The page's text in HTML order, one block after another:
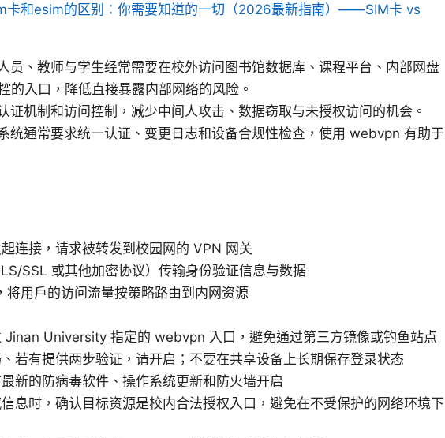
卡和esim的区别：你需要知道的一切（2026最新指南）——SIM卡 vs
员、教师与学生经常需要在校外访问图书馆数据库、课程平台、内部网盘
入口，降低直接暴露内部网络的风险。
证机制和访问控制，减少中间人攻击、数据窃取与未授权访问的机会。
统通常要求统一认证、变更日志和设备合规性检查，使用 webvpn 有助于
连接，请求被转发到校园网的 VPN 网关
SSL 或其他加密协议）传输身份验证信息与数据
将用户的访问流量按策略路由到内网资源
Jinan University 指定的 webvpn 入口，避免通过第三方镜像或钓鱼站点
若有提供两步验证，请开启；不要在共享设备上长期保存登录状态
新的防病毒软件、操作系统更新和防火墙开启
息时，确认目标资源是校内合法授权入口，避免在不受保护的网络环境下